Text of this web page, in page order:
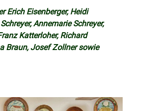
Erich Eisenberger, Heidi
Annemarie Schreyer,
Katterloher, Richard
Braun, Josef Zollner sowie